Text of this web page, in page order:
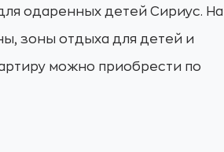
одаренных детей Сириус. На
зоны отдыха для детей и
можно приобрести по